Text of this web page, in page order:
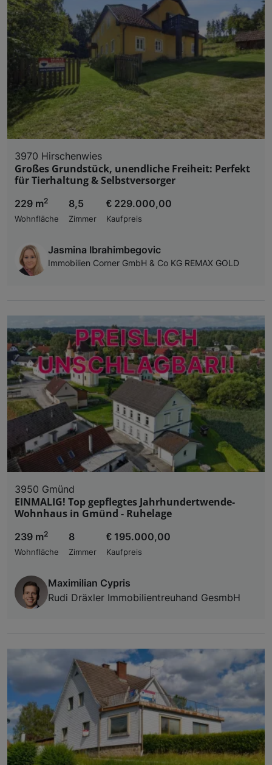
3970 Hirschenwies
Großes Grundstück, unendliche Freiheit: Perfekt
für Tierhaltung & Selbstversorger
229 m2
Wohnfläche
8,5
Zimmer
€ 229.000,00
Kaufpreis
Jasmina Ibrahimbegovic
Immobilien Corner GmbH & Co KG REMAX GOLD
3950 Gmünd
EINMALIG! Top gepflegtes Jahrhundertwende-
Wohnhaus in Gmünd - Ruhelage
239 m2
Wohnfläche
8
Zimmer
€ 195.000,00
Kaufpreis
Maximilian Cypris
Rudi Dräxler Immobilientreuhand GesmbH